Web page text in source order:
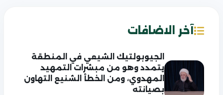
آخر الاضافات
الجيوبولتيك الشيعي في المنطقة
يتمدد وهو من مبشرات التمهيد
المهدوي، ومن الخطأ الشنيع التهاون
بصيانته